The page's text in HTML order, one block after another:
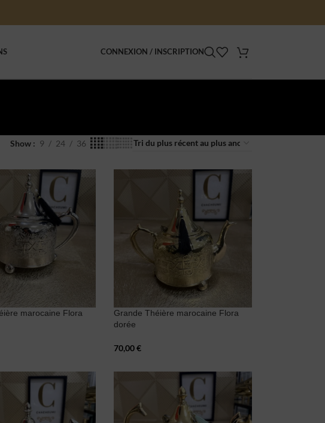
CONNEXION / INSCRIPTION
Show 9 24 36
marocaine Flora
Grande Théière marocaine Flora
dorée
70,00€